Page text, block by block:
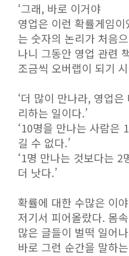
‘그래, 바로 이거야
영업은 이런 확률게임
는 숫자의 논리가 처음
나니 그동안 영업 관련
조금씩 오버랩이 되기
‘더 많이 만나라, 영업
리하는 일이다.’
‘10명을 만나는 사람은
길 수 없다.’
‘1명 만나는 것보다는
더 낫다.’
확률에 대한 수많은 이
저기서 피어올랐다. 몸
많은 글들이 벌떡 일어
바로 그런 순간을 말하